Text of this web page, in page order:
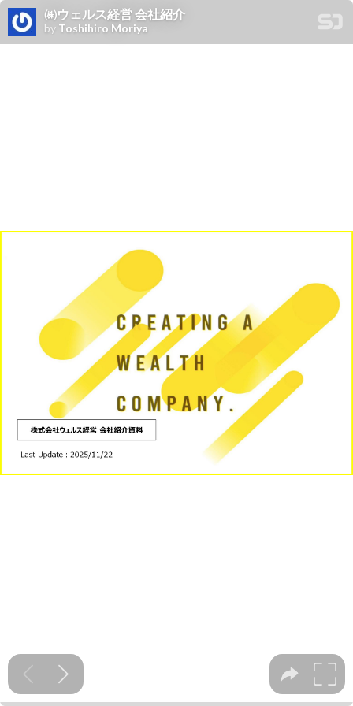
㈱ウェルス経営 会社紹介
by Toshihiro Moriya